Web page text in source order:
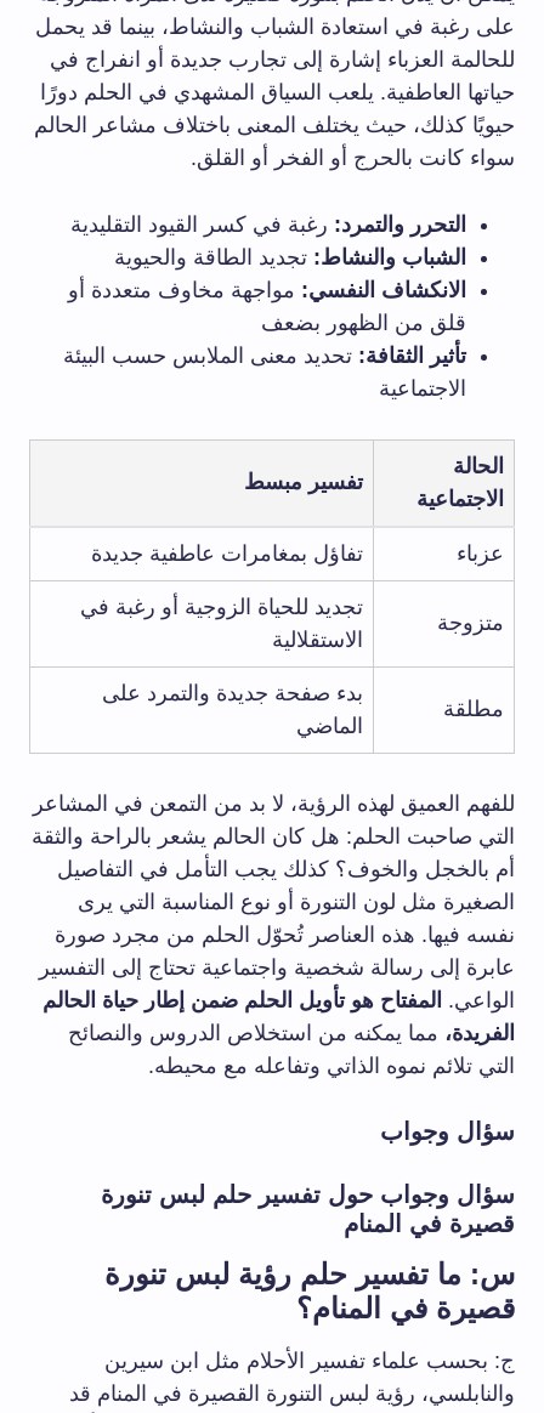
على رغبة في استعادة الشباب والنشاط، بينما قد يحمل
للحالمة العزباء إشارة إلى تجارب جديدة أو انفراج في
حياتها العاطفية. يلعب السياق المشهدي في الحلم دورًا
حيويًا كذلك، حيث يختلف المعنى باختلاف مشاعر الحالم
سواء كانت بالحرج أو الفخر أو القلق.
التحرر والتمرد: رغبة في كسر القيود التقليدية
الشباب والنشاط: تجديد الطاقة والحيوية
الانكشاف النفسي: مواجهة مخاوف متعددة أو
قلق من الظهور بضعف
تأثير الثقافة: تحديد معنى الملابس حسب البيئة
الاجتماعية
الحالة
الاجتماعية
تفسير مبسط
عزباء تفاؤل بمغامرات عاطفية جديدة
متزوجة
تجديد للحياة الزوجية أو رغبة في
الاستقلالية
مطلقة
بدء صفحة جديدة والتمرد على
الماضي
للفهم العميق لهذه الرؤية، لا بد من التمعن في المشاعر
التي صاحبت الحلم: هل كان الحالم يشعر بالراحة والثقة
أم بالخجل والخوف؟ كذلك يجب التأمل في التفاصيل
الصغيرة مثل لون التنورة أو نوع المناسبة التي يرى
نفسه فيها. هذه العناصر تُحوّل الحلم من مجرد صورة
عابرة إلى رسالة شخصية واجتماعية تحتاج إلى التفسير
الواعي. المفتاح هو تأويل الحلم ضمن إطار حياة الحالم
الفريدة، مما يمكنه من استخلاص الدروس والنصائح
التي تلائم نموه الذاتي وتفاعله مع محيطه.
سؤال وجواب
سؤال وجواب حول تفسير حلم لبس تنورة
قصيرة في المنام
س: ما تفسير حلم رؤية لبس تنورة
قصيرة في المنام؟
ج: بحسب علماء تفسير الأحلام مثل ابن سيرين
والنابلسي، رؤية لبس التنورة القصيرة في المنام قد